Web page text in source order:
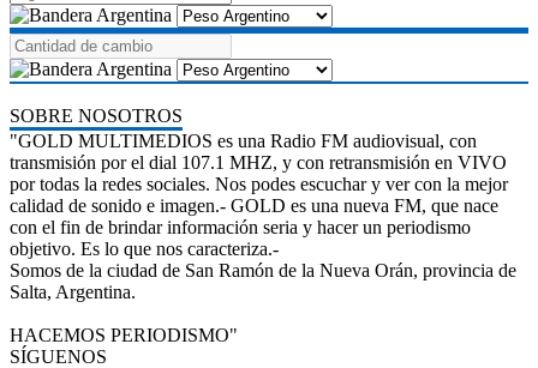
SOBRE NOSOTROS
"GOLD MULTIMEDIOS es una Radio FM audiovisual, con
transmisión por el dial 107.1 MHZ, y con retransmisión en VIVO
por todas la redes sociales. Nos podes escuchar y ver con la mejor
calidad de sonido e imagen.- GOLD es una nueva FM, que nace
con el fin de brindar información seria y hacer un periodismo
objetivo. Es lo que nos caracteriza.-
Somos de la ciudad de San Ramón de la Nueva Orán, provincia de
Salta, Argentina.
HACEMOS PERIODISMO"
SÍGUENOS